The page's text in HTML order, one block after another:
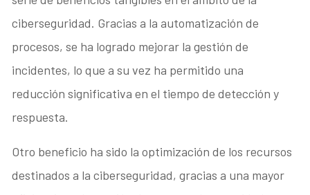
ciberseguridad. Gracias a la automatización de
procesos, se ha logrado mejorar la gestión de
incidentes, lo que a su vez ha permitido una
reducción significativa en el tiempo de detección y
respuesta.
Otro beneficio ha sido la optimización de los recursos
destinados a la ciberseguridad, gracias a una mayor